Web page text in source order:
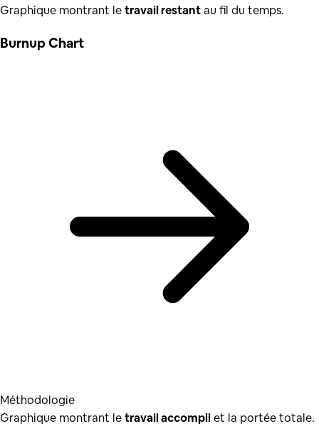
Graphique montrant letravail restantau fil du temps.
Burnup Chart
Méthodologie
Graphique montrant letravail accompliet la portée totale.